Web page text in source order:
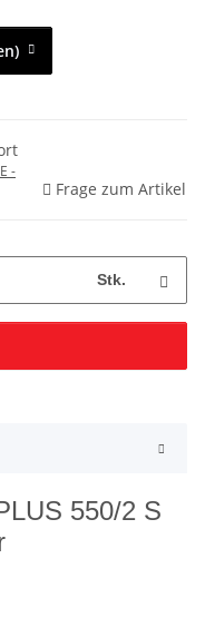
-
Frage zum Artikel
Stk.
550/2 S